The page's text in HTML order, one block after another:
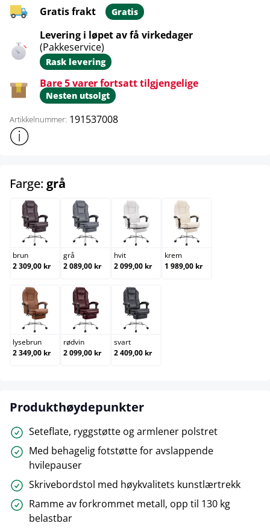
Gratis frakt Gratis
Levering i løpet av få virkedager
(Pakkeservice)
Rask levering
Bare 5 varer fortsatt tilgjengelige
Nesten utsolgt
Artikkelnummer: 191537008
Vis mer produktinformasjon
Farge: grå
brun
brun
2 309,00 kr
grå
grå
2 089,00 kr
hvit
hvit
2 099,00 kr
krem
krem
1 989,00 kr
lysebrun
lysebrun
2 349,00 kr
rødvin
rødvin
2 099,00 kr
svart
svart
2 409,00 kr
Produkthøydepunkter
Seteflate, ryggstøtte og armlener polstret
Med behagelig fotstøtte for avslappende
hvilepauser
Skrivebordstol med høykvalitets kunstlærtrekk
Ramme av forkrommet metall, opp til 130 kg
belastbar